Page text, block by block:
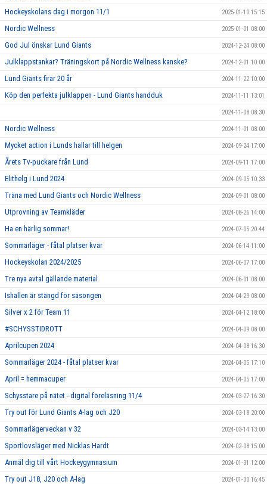
Hockeyskolans dag i morgon 11/1 2025-01-10 15:15
Nordic Wellness 2025-01-01 08:00
God Jul önskar Lund Giants 2024-12-24 08:00
Julklappstankar? Träningskort på Nordic Wellness kanske? 2024-12-01 10:00
Lund Giants firar 20 år 2024-11-22 10:00
Köp den perfekta julklappen - Lund Giants handduk 2024-11-11 13:01
2024-11-08 08:30
Nordic Wellness 2024-11-01 08:00
Mycket action i Lunds hallar till helgen 2024-09-24 17:00
Årets Tv-puckare från Lund 2024-09-11 17:00
Elithelg i Lund 2024 2024-09-05 10:33
Träna med Lund Giants och Nordic Wellness 2024-09-01 08:00
Utprovning av Teamkläder 2024-08-26 14:00
Ha en härlig sommar! 2024-07-05 20:44
Sommarläger - fåtal platser kvar 2024-06-14 11:00
Hockeyskolan 2024/2025 2024-06-07 17:00
Tre nya avtal gällande material 2024-06-01 08:00
Ishallen är stängd för säsongen 2024-04-29 08:00
Silver x 2 för Team 11 2024-04-12 18:00
#SCHYSSTIDROTT 2024-04-09 08:00
Aprilcupen 2024 2024-04-08 16:30
Sommarläger 2024 - fåtal platser kvar 2024-04-05 17:10
April = hemmacuper 2024-04-05 17:00
Schysstare på nätet - digital föreläsning 11/4 2024-03-27 16:30
Try out för Lund Giants A-lag och J20 2024-03-18 20:00
Sommarlägerveckan v 32 2024-03-14 13:00
Sportlovsläger med Nicklas Hardt 2024-02-08 15:00
Anmäl dig till vårt Hockeygymnasium 2024-01-31 12:00
Try out J18, J20 och A-lag 2024-01-30 16:45